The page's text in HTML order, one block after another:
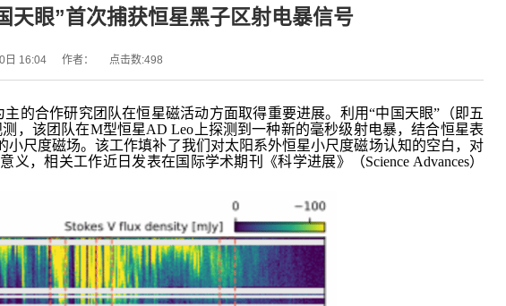
天眼”首次捕获恒星黑子区射电暴信号
日 16:04 作者： 点击数:498
的合作研究团队在恒星磁活动方面取得重要进展。利用“中国天眼”（即五
，该团队在M型恒星AD Leo上探测到一种新的毫秒级射电暴，结合恒星表
尺度磁场。该工作填补了我们对太阳系外恒星小尺度磁场认知的空白，对
，相关工作近日发表在国际学术期刊《科学进展》（Science Advances）